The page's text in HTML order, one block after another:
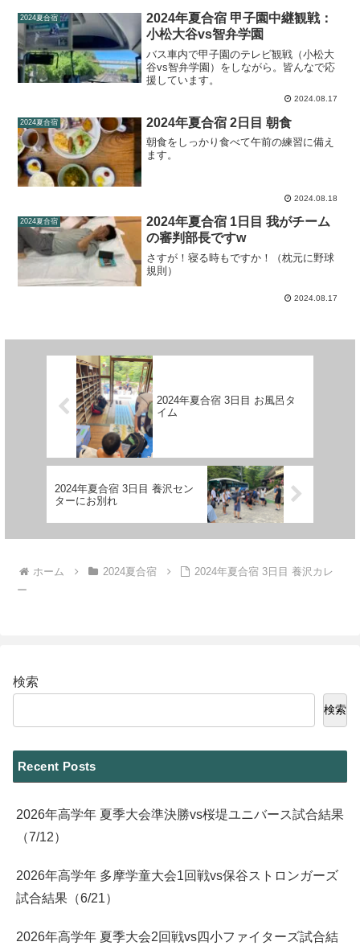
2024夏合宿
2024年夏合宿 甲子園中継観戦：
小松大谷vs智弁学園
バス車内で甲子園のテレビ観戦（小松大
谷vs智弁学園）をしながら。皆んなで応
援しています。
2024.08.17
2024夏合宿 2024年夏合宿 2日目 朝食
朝食をしっかり食べて午前の練習に備え
ます。
2024.08.18
2024夏合宿
2024年夏合宿 1日目 我がチーム
の審判部長ですw
さすが！寝る時もですか！（枕元に野球
規則）
2024.08.17
2024年夏合宿 3日目 お風呂タ
イム
2024年夏合宿 3日目 養沢セン
ターにお別れ
ホーム 2024夏合宿
2024年夏合宿 3日目 養沢カレ
ー
検索
検索
Recent Posts
2026年高学年 夏季大会準決勝vs桜堤ユニバース試合結果
（7/12）
2026年高学年 多摩学童大会1回戦vs保谷ストロンガーズ
試合結果（6/21）
2026年高学年 夏季大会2回戦vs四小ファイターズ試合結